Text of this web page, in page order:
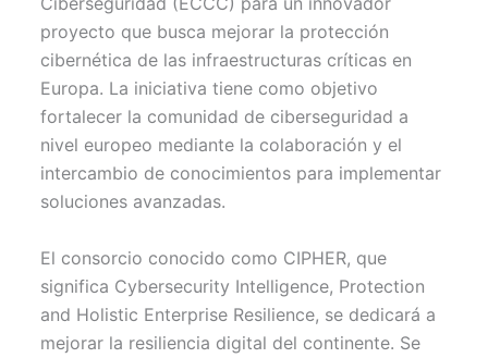
proyecto que busca mejorar la protección
cibernética de las infraestructuras críticas en
Europa. La iniciativa tiene como objetivo
fortalecer la comunidad de ciberseguridad a
nivel europeo mediante la colaboración y el
intercambio de conocimientos para implementar
soluciones avanzadas.
El consorcio conocido como CIPHER, que
significa Cybersecurity Intelligence, Protection
and Holistic Enterprise Resilience, se dedicará a
mejorar la resiliencia digital del continente. Se